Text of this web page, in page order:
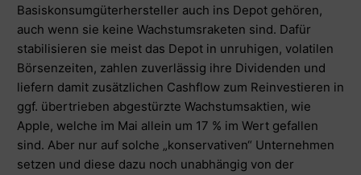
Basiskonsumgüterhersteller auch ins Depot gehören,
auch wenn sie keine Wachstumsraketen sind. Dafür
stabilisieren sie meist das Depot in unruhigen, volatilen
Börsenzeiten, zahlen zuverlässig ihre Dividenden und
liefern damit zusätzlichen Cashflow zum Reinvestieren in
ggf. übertrieben abgestürzte Wachstumsaktien, wie
Apple, welche im Mai allein um 17 % im Wert gefallen
sind. Aber nur auf solche „konservativen“ Unternehmen
setzen und diese dazu noch unabhängig von der